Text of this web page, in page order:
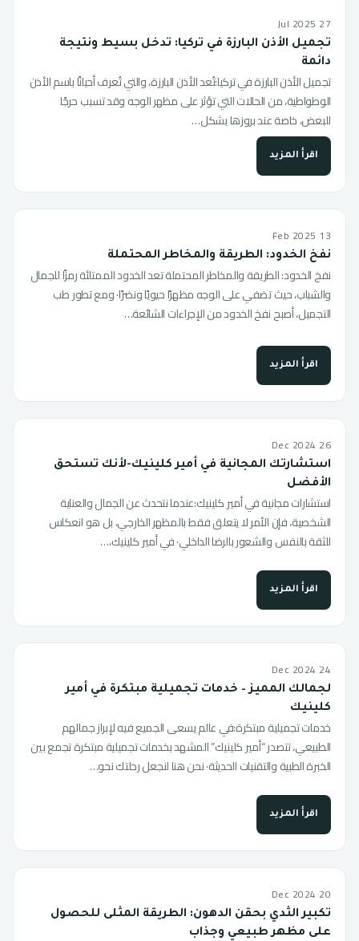
27 Jul 2025
تجميل الأذن البارزة في تركيا: تدخل بسيط ونتيجة
دائمة
تجميل الأذن البارزة في تركيا:تُعد الأذن البارزة، والتي تُعرف أحيانًا باسم الأذن
الوطواطية، من الحالات التي تؤثر على مظهر الوجه وقد تسبب حرجًا
للبعض، خاصة عند بروزها بشكل…
اقرأ المزيد
13 Feb 2025
نفخ الخدود: الطريقة والمخاطر المحتملة
نفخ الخدود: الطريقة والمخاطر المحتملة تعد الخدود الممتلئة رمزًا للجمال
والشباب، حيث تضفي على الوجه مظهرًا حيويًا ونضرًا· ومع تطور طب
التجميل، أصبح نفخ الخدود من الإجراءات الشائعة…
اقرأ المزيد
26 Dec 2024
استشارتك المجانية في أمير كلينيك-لأنك تستحق
الأفضل
استشارات مجانية في أمير كلينيك:عندما نتحدث عن الجمال والعناية
الشخصية، فإن الأمر لا يتعلق فقط بالمظهر الخارجي، بل هو انعكاس
للثقة بالنفس والشعور بالرضا الداخلي· في أمير كلينيك،…
اقرأ المزيد
24 Dec 2024
لجمالك المميز – خدمات تجميلية مبتكرة في أمير
كلينيك
خدمات تجميلية مبتكرة:في عالم يسعى الجميع فيه لإبراز جمالهم
الطبيعي، تتصدر “أمير كلينيك” المشهد بخدمات تجميلية مبتكرة تجمع بين
الخبرة الطبية والتقنيات الحديثة· نحن هنا لنجعل رحلتك نحو…
اقرأ المزيد
20 Dec 2024
تكبير الثدي بحقن الدهون: الطريقة المثلى للحصول
على مظهر طبيعي وجذاب